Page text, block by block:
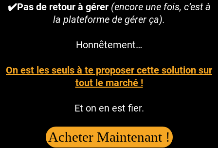
✔️Pas de retour à gérer(encore une fois, c’est à
la plateforme de gérer ça).
Honnêtement…
On est les seuls à te proposer cette solution sur
tout le marché !
Et on en est fier.
Acheter Maintenant !